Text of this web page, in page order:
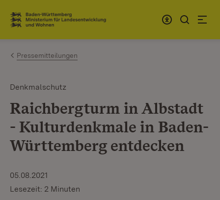
Zum Inhalt springen
Link zur Startseite
Pressemitteilungen
Denkmalschutz
Raichbergturm in Albstadt
- Kulturdenkmale in Baden-
Württemberg entdecken
05.08.2021
Lesezeit: 2 Minuten